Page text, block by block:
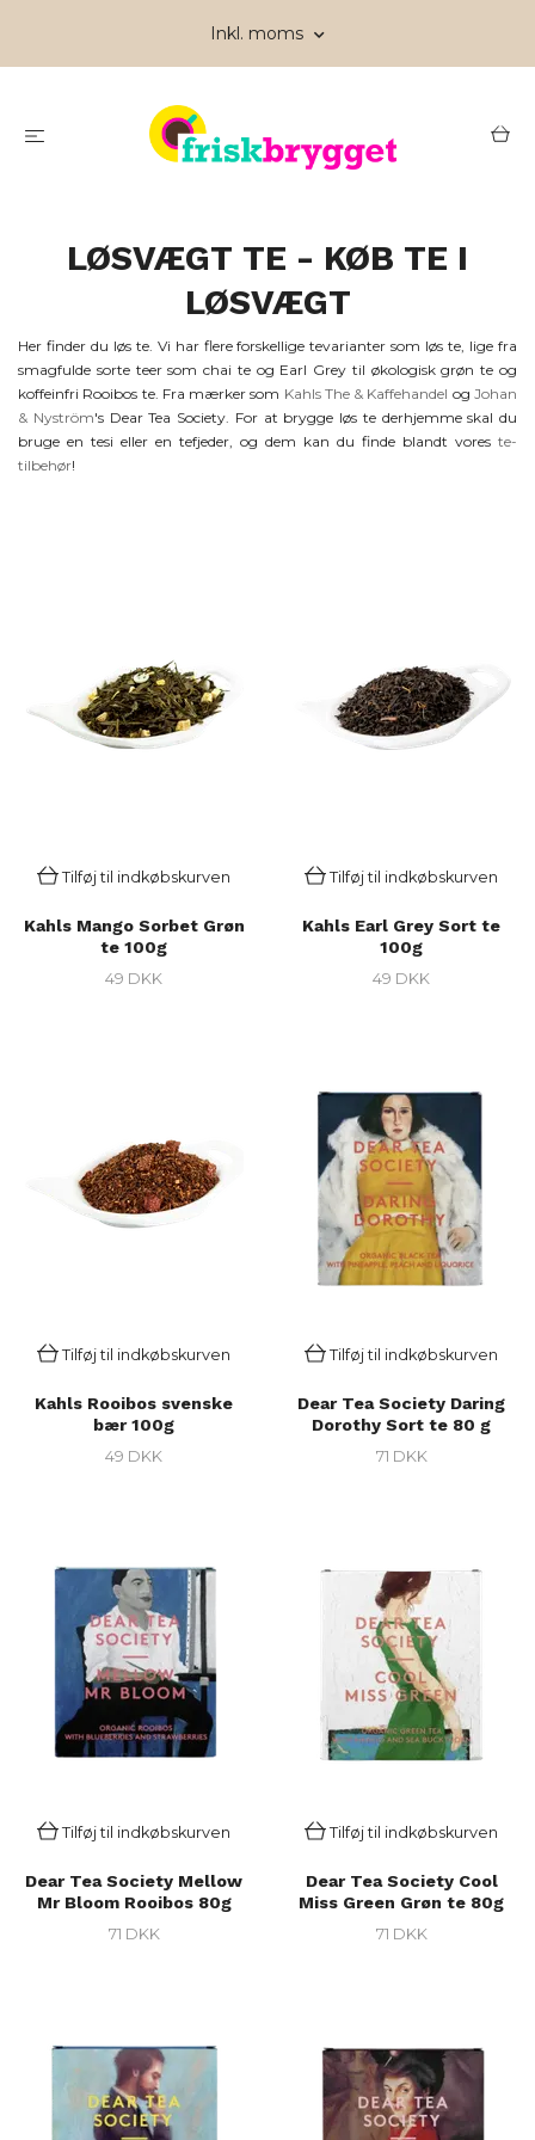
Inkl. moms
LØSVÆGT TE - KØB TE I
LØSVÆGT
Her finder du løs te. Vi har flere forskellige tevarianter som løs te, lige fra
smagfulde sorte teer som chai te og Earl Grey til økologisk grøn te og
koffeinfri Rooibos te. Fra mærker som Kahls The & Kaffehandel ogJohan
& Nyström's Dear Tea Society. For at brygge løs te derhjemme skal du
bruge en tesi eller en tefjeder, og dem kan du finde blandt vores te-
tilbehør!
Tilføj til indkøbskurven
Kahls Mango Sorbet Grøn
te 100g
49 DKK
Tilføj til indkøbskurven
Kahls Earl Grey Sort te
100g
49 DKK
Tilføj til indkøbskurven
Kahls Rooibos svenske
bær 100g
49 DKK
Tilføj til indkøbskurven
Dear Tea Society Daring
Dorothy Sort te 80 g
71 DKK
Tilføj til indkøbskurven
Dear Tea Society Mellow
Mr Bloom Rooibos 80g
71 DKK
Tilføj til indkøbskurven
Dear Tea Society Cool
Miss Green Grøn te 80g
71 DKK